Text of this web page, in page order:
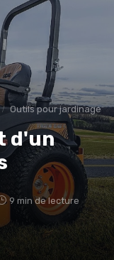
Outils pour jardinage
d'un
9 min de lecture